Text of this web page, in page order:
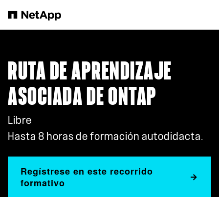
RUTA DE APRENDIZAJE
ASOCIADA DE ONTAP
Libre
Hasta 8 horas de formación autodidacta.
Regístrese en este recorrido
formativo